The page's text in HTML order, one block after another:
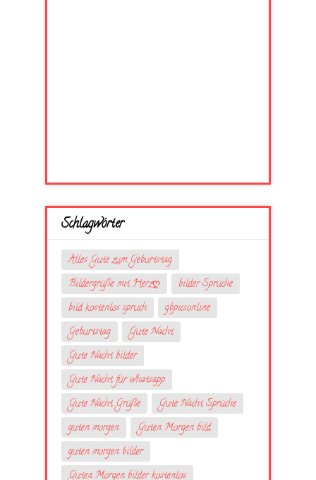
Schlagwörter
Alles Gute zum Geburtstag
Bildergrüße mit Herzღ
bilder Sprüche
bild kostenlos spruch
gbpicsonline
Geburtstag
Gute Nacht
Gute Nacht bilder
Gute Nacht für whatsapp
Gute Nacht Grüße
Gute Nacht Sprüche
guten morgen
Guten Morgen bild
guten morgen bilder
Guten Morgen bilder kostenlos